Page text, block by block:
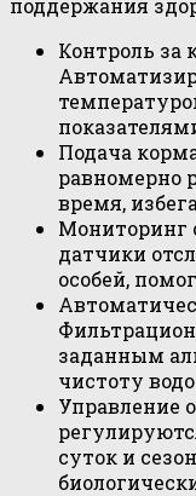
Контроль за
Подача
равномерно
время,
Мониторинг
датчики
особей,
заданным
чистоту
Управление
суток и